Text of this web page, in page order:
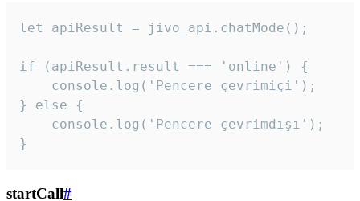
let apiResult = jivo_api.chatMode();
if (apiResult.result === 'online') {
    console.log('Pencere çevrimiçi');
} else {
    console.log('Pencere çevrimdışı');
}
startCall#